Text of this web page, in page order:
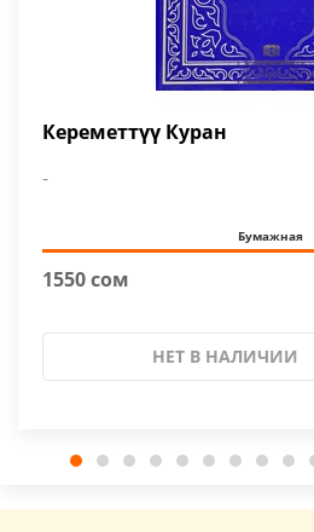
Кереметтүү Куран
-
Бумажная
1550 сом
НЕТ В НАЛИЧИИ